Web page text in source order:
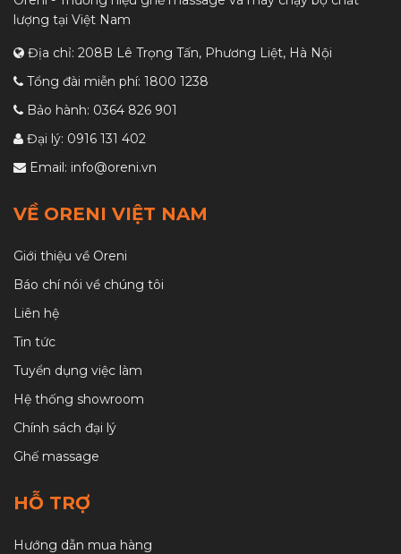
lượng tại Việt Nam
Địa chỉ: 208B Lê Trọng Tấn, Phương Liệt, Hà Nội
Tổng đài miễn phí: 1800 1238
Bảo hành: 0364 826 901
Đại lý: 0916 131 402
Email: info@oreni.vn
VỀ ORENI VIỆT NAM
Giới thiệu về Oreni
Báo chí nói về chúng tôi
Liên hệ
Tin tức
Tuyển dụng việc làm
Hệ thống showroom
Chính sách đại lý
Ghế massage
HỖ TRỢ
Hướng dẫn mua hàng